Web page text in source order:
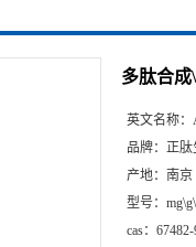
多肽合成
英文名称：
品牌： 正肽
产地： 南京
型号：
cas：